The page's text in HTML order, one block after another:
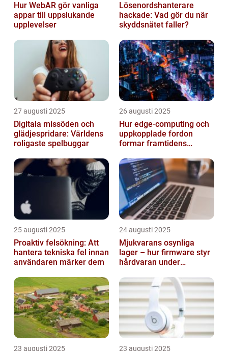
Hur WebAR gör vanliga
appar till uppslukande
upplevelser
Lösenordshanterare
hackade: Vad gör du när
skyddsnätet faller?
27 augusti 2025
Digitala missöden och
glädjespridare: Världens
roligaste spelbuggar
26 augusti 2025
Hur edge‑computing och
uppkopplade fordon
formar framtidens
25 augusti 2025
Proaktiv felsökning: Att
hantera tekniska fel innan
användaren märker dem
24 augusti 2025
Mjukvarans osynliga
lager – hur firmware styr
hårdvaran under
23 augusti 2025 23 augusti 2025